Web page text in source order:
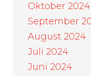
Oktober 2024
September
August 2024
Juli 2024
Juni 2024